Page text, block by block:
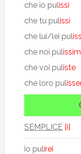
che io pulissi
che tu pulissi
che lui/lei pul
che noi pul
che voi puliste
che loro pul
SEMPLICE [i]
io pulirei